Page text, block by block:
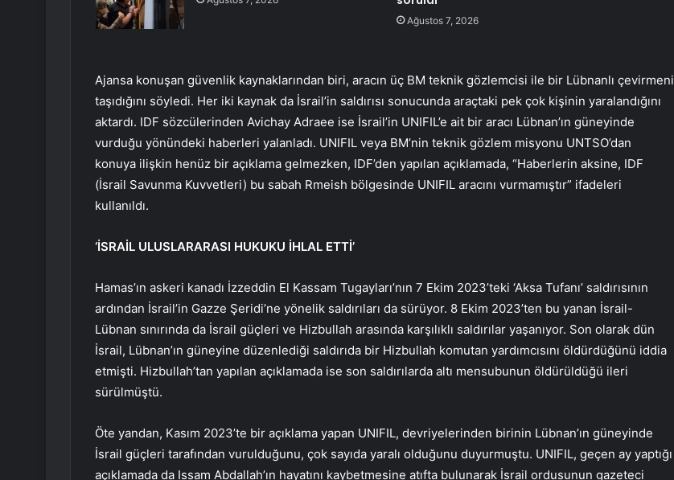
Ağustos 7, 2026
Ajansa konuşan güvenlik kaynaklarından biri, aracın üç BM teknik gözlemcisi ile bir Lübnanlı çevirmeni
taşıdığını söyledi. Her iki kaynak da İsrail’in saldırısı sonucunda araçtaki pek çok kişinin yaralandığını
aktardı. IDF sözcülerinden Avichay Adraee ise İsrail’in UNIFIL’e ait bir aracı Lübnan’ın güneyinde
vurduğu yönündeki haberleri yalanladı. UNIFIL veya BM’nin teknik gözlem misyonu UNTSO’dan
konuya ilişkin henüz bir açıklama gelmezken, IDF’den yapılan açıklamada, “Haberlerin aksine, IDF
(İsrail Savunma Kuvvetleri) bu sabah Rmeish bölgesinde UNIFIL aracını vurmamıştır” ifadeleri
kullanıldı.
‘İSRAİL ULUSLARARASI HUKUKU İHLAL ETTİ’
Hamas’ın askeri kanadı İzzeddin El Kassam Tugayları’nın 7 Ekim 2023’teki ‘Aksa Tufanı’ saldırısının
ardından İsrail’in Gazze Şeridi’ne yönelik saldırıları da sürüyor. 8 Ekim 2023’ten bu yanan İsrail-
Lübnan sınırında da İsrail güçleri ve Hizbullah arasında karşılıklı saldırılar yaşanıyor. Son olarak dün
İsrail, Lübnan’ın güneyine düzenlediği saldırıda bir Hizbullah komutan yardımcısını öldürdüğünü iddia
etmişti. Hizbullah’tan yapılan açıklamada ise son saldırılarda altı mensubunun öldürüldüğü ileri
sürülmüştü.
Öte yandan, Kasım 2023’te bir açıklama yapan UNIFIL, devriyelerinden birinin Lübnan’ın güneyinde
İsrail güçleri tarafından vurulduğunu, çok sayıda yaralı olduğunu duyurmuştu. UNIFIL, geçen ay yaptığı
açıklamada da Issam Abdallah’ın hayatını kaybetmesine atıfta bulunarak İsrail ordusunun gazeteci